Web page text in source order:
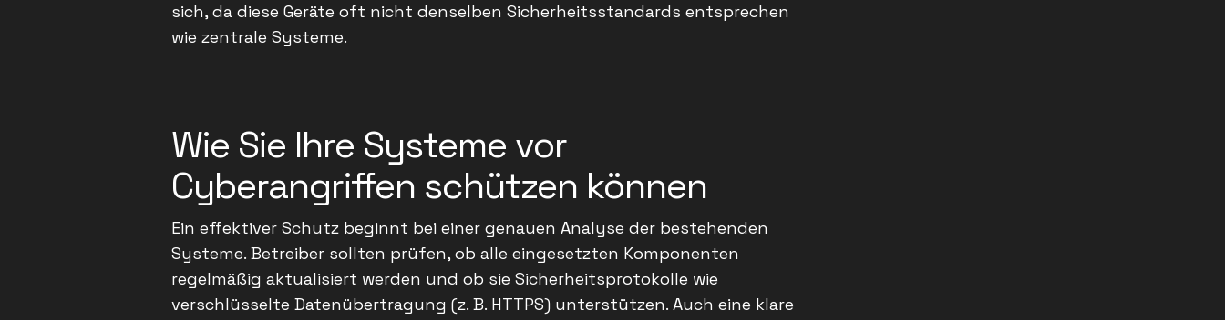
sich, da diese Geräte oft nicht denselben Sicherheitsstandards entsprechen
wie zentrale Systeme.
Wie Sie Ihre Systeme vor
Cyberangriffen schützen können
Ein effektiver Schutz beginnt bei einer genauen Analyse der bestehenden
Systeme. Betreiber sollten prüfen, ob alle eingesetzten Komponenten
regelmäßig aktualisiert werden und ob sie Sicherheitsprotokolle wie
verschlüsselte Datenübertragung (z. B. HTTPS) unterstützen. Auch eine klare